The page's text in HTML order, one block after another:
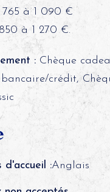
765 à 1 090 €
à 1 270 €.
:Chèque
crédit,
d'accueil :Anglais